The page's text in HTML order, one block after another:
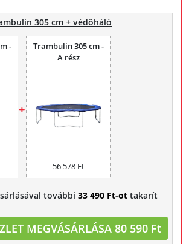
305 cm + védőháló
-
Trambulin 305 cm -
A rész
56 578 Ft
további 33 490 Ft-ot takarít
MEGVÁSÁRLÁSA 80 590 Ft